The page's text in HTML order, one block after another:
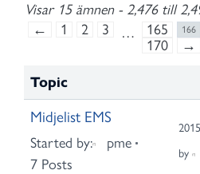
Visar 15 ämnen - 2,476 till
←
1 2 3 … 165 166
170
→
Topic
Midjelist EMS
Started by:
pme
7 Posts
by